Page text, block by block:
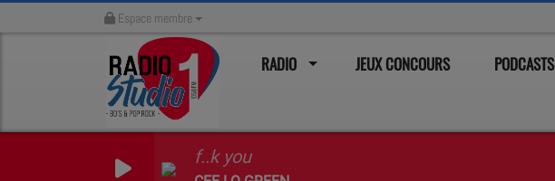
Espace membre
RADIO JEUX CONCOURS PODCASTS
f..k you